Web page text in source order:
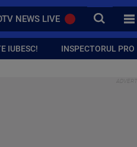
NEWS LIVE CAUTA
IUBESC! INSPECTORUL PRO